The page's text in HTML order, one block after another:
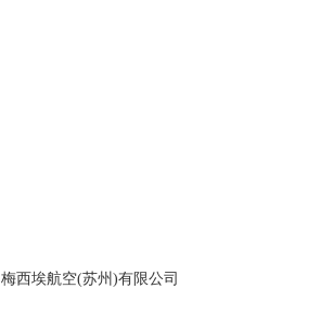
梅西埃航空(苏州)有限公司